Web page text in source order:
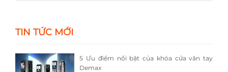
TIN TỨC MỚI
5 Ưu điểm nổi bật của khóa cửa vân tay
Demax